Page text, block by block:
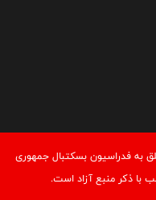
به فدراسیون بسکتبال جمهوری
با ذكر منبع آزاد است.